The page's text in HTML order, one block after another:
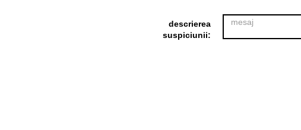
descrierea
suspiciunii: